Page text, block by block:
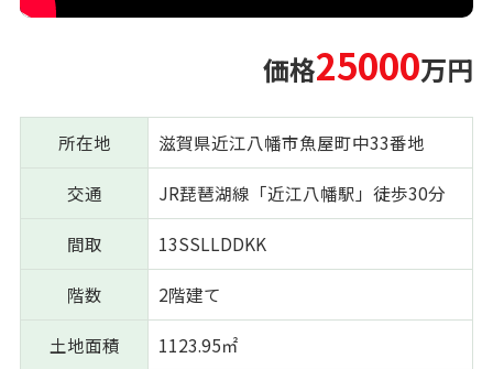
価格25000万円
所在地 滋賀県近江八幡市魚屋町中33番地
交通 JR琵琶湖線「近江八幡駅」徒歩30分
間取 13SSLLDDKK
階数 2階建て
土地面積 1123.95㎡